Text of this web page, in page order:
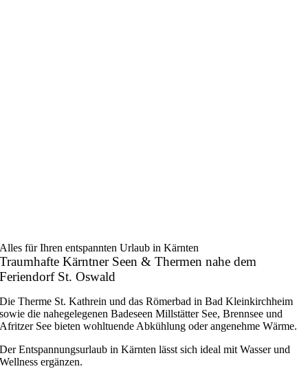
Alles für Ihren entspannten Urlaub in Kärnten
Traumhafte Kärntner Seen & Thermen nahe dem
Feriendorf St. Oswald
Die Therme St. Kathrein und das Römerbad in Bad Kleinkirchheim
sowie die nahegelegenen Badeseen Millstätter See, Brennsee und
Afritzer See bieten wohltuende Abkühlung oder angenehme Wärme.
Der Entspannungsurlaub in Kärnten lässt sich ideal mit Wasser und
Wellness ergänzen.